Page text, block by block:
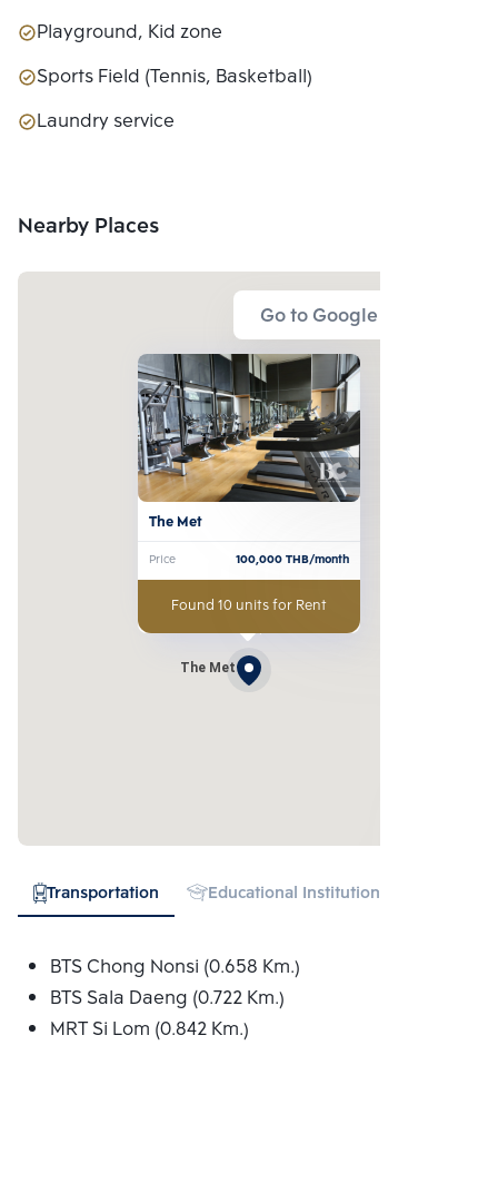
Playground, Kid zone
Sports Field (Tennis, Basketball)
Laundry service
Nearby Places
Go to Google Map
The Met
The Met
Price 100,000THB/month
Found 10 units for Rent
Transportation Educational Institution
BTS Chong Nonsi (0.658 Km.)
BTS Sala Daeng (0.722 Km.)
MRT Si Lom (0.842 Km.)